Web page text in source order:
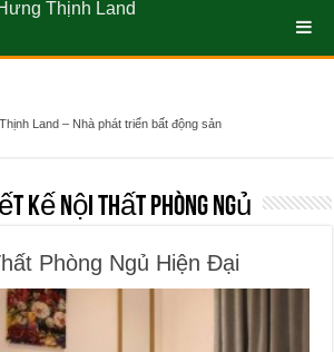
Kế Nội Thất Phòng Ngủ
Phòng Ngủ Hiện Đại
Thịnh Land